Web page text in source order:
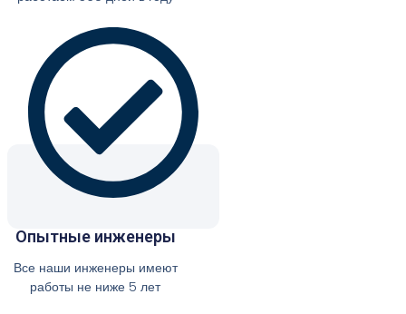
Опытные инженеры
Все наши инженеры имеют
работы не ниже 5 лет